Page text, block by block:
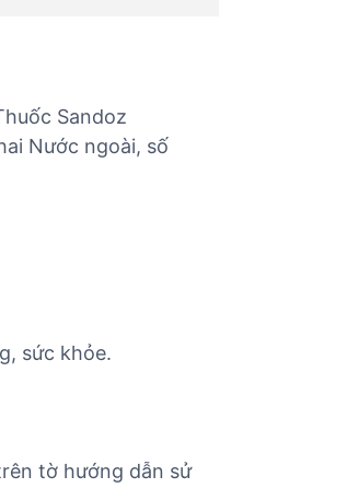
Sandoz
Nước ngoài, số
sức khỏe.
tờ hướng dẫn sử